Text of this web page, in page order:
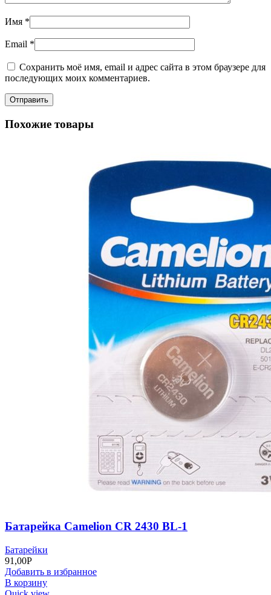
Имя *
Email *
Сохранить моё имя, email и адрес сайта в этом браузере для
последующих моих комментариев.
Похожие товары
Батарейка Camelion СR 2430 BL-1
Батарейки
91,00Р
Добавить в избранное
В корзину